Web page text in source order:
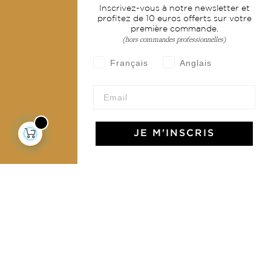
Services
CGV
Inscrivez-vous à notre newsletter et
profitez de 10 euros offerts sur votre
première commande.
(hors commandes professionnelles)
Français Anglais
JE M'INSCRIS